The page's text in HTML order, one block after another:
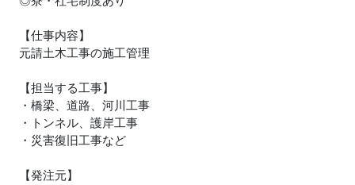
【仕事内容】
元請土木工事の施工管理
【担当する工事】
・橋梁、道路、河川工事
・トンネル、護岸工事
・災害復旧工事など
【発注元】